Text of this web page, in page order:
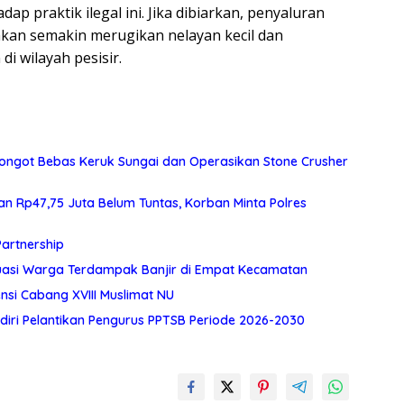
praktik ilegal ini. Jika dibiarkan, penyaluran
semakin merugikan nelayan kecil dan
wilayah pesisir.
Bebas Keruk Sungai dan Operasikan Stone Crusher
Rp47,75 Juta Belum Tuntas, Korban Minta Polres
Warga Terdampak Banjir di Empat Kecamatan
Cabang XVIII Muslimat NU
Pelantikan Pengurus PPTSB Periode 2026-2030